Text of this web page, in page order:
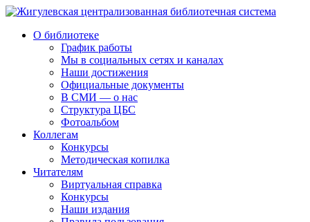
О библиотеке
График работы
Мы в социальных сетях и каналах
Наши достижения
Официальные документы
В СМИ — о нас
Структура ЦБС
Фотоальбом
Коллегам
Конкурсы
Методическая копилка
Читателям
Виртуальная справка
Конкурсы
Наши издания